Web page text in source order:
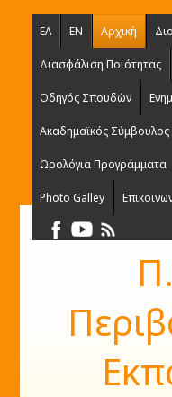
ΕΛ EN Αρχική
Διασφάλιση Ποιότητας
Οδηγός Σπουδών
Ακαδημαϊκός
Ωρολόγια Προγράμματα
Photo Galley